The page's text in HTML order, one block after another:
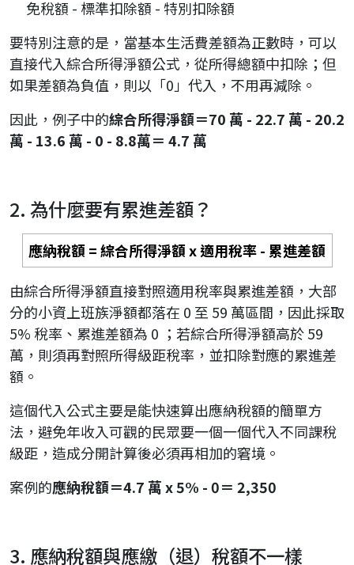
免稅額 - 標準扣除額 - 特別扣除額
要特別注意的是，當基本生活費差額為正數時，可以
直接代入綜合所得淨額公式，從所得總額中扣除；但
如果差額為負值，則以「0」代入，不用再減除。
因此，例子中的綜合所得淨額＝70 萬 - 22.7 萬 - 20.2
萬 - 13.6 萬 - 0 - 8.8萬＝ 4.7 萬
2. 為什麼要有累進差額？
應納稅額 = 綜合所得淨額 x 適用稅率 - 累進差額
由綜合所得淨額直接對照適用稅率與累進差額，大部
分的小資上班族淨額都落在 0 至 59 萬區間，因此採取
5% 稅率、累進差額為 0 ；若綜合所得淨額高於 59
萬，則須再對照所得級距稅率，並扣除對應的累進差
額。
這個代入公式主要是能快速算出應納稅額的簡單方
法，避免年收入可觀的民眾要一個一個代入不同課稅
級距，造成分開計算後必須再相加的窘境。
案例的應納稅額＝4.7 萬 x 5% - 0＝ 2,350
3. 應納稅額與應繳（退）稅額不一樣